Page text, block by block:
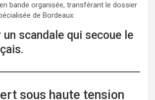
bande organisée, transférant le dossier
de Bordeaux.
un scandale qui secoue le
sous haute tension